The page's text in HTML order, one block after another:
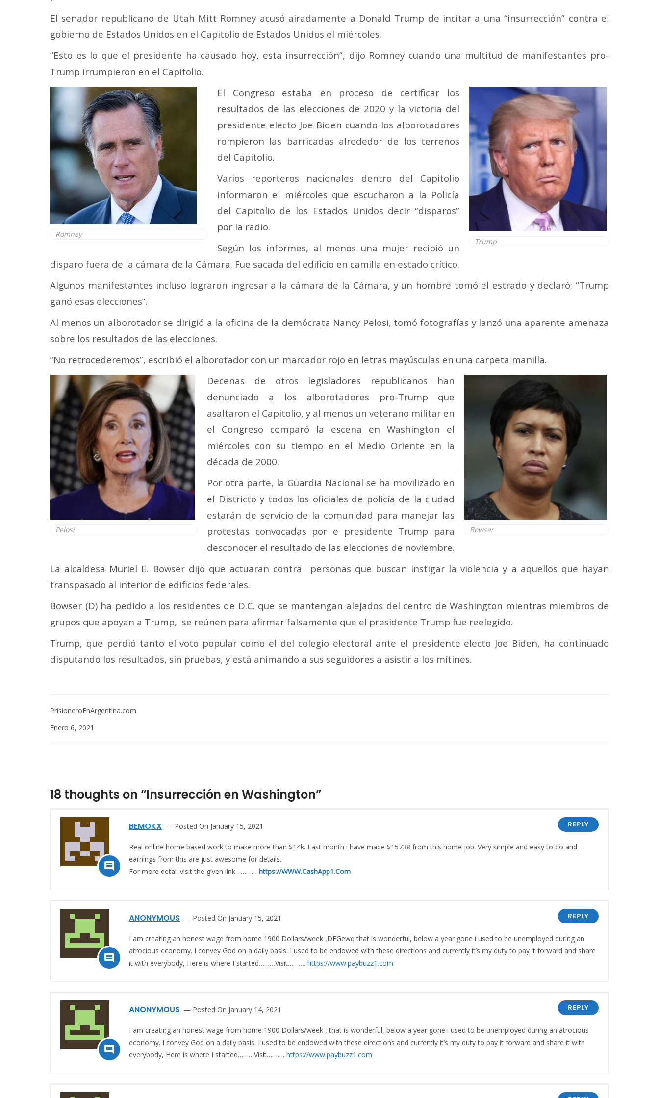
El senador republicano de Utah Mitt Romney acusó airadamente a Donald Trump de incitar a una “insurrección” contra el
gobierno de Estados Unidos en el Capitolio de Estados Unidos el miércoles.
“Esto es lo que el presidente ha causado hoy, esta insurrección”, dijo Romney cuando una multitud de manifestantes pro-
Trump irrumpieron en el Capitolio.
Trump
Romney
El Congreso estaba en proceso de certificar los
resultados de las elecciones de 2020 y la victoria del
presidente electo Joe Biden cuando los alborotadores
rompieron las barricadas alrededor de los terrenos
del Capitolio.
Varios reporteros nacionales dentro del Capitolio
informaron el miércoles que escucharon a la Policía
del Capitolio de los Estados Unidos decir “disparos”
por la radio.
Según los informes, al menos una mujer recibió un
disparo fuera de la cámara de la Cámara. Fue sacada del edificio en camilla en estado crítico.
Algunos manifestantes incluso lograron ingresar a la cámara de la Cámara, y un hombre tomó el estrado y declaró: “Trump
ganó esas elecciones”.
Al menos un alborotador se dirigió a la oficina de la demócrata Nancy Pelosi, tomó fotografías y lanzó una aparente amenaza
sobre los resultados de las elecciones.
“No retrocederemos”, escribió el alborotador con un marcador rojo en letras mayúsculas en una carpeta manilla.
Bowser
Pelosi
Decenas de otros legisladores republicanos han
denunciado a los alborotadores pro-Trump que
asaltaron el Capitolio, y al menos un veterano militar en
el Congreso comparó la escena en Washington el
miércoles con su tiempo en el Medio Oriente en la
década de 2000.
Por otra parte, la Guardia Nacional se ha movilizado en
el Districto y todos los oficiales de policía de la ciudad
estarán de servicio de la comunidad para manejar las
protestas convocadas por e presidente Trump para
desconocer el resultado de las elecciones de noviembre.
La alcaldesa Muriel E. Bowser dijo que actuaran contra personas que buscan instigar la violencia y a aquellos que hayan
transpasado al interior de edificios federales.
Bowser (D) ha pedido a los residentes de D.C. que se mantengan alejados del centro de Washington mientras miembros de
grupos que apoyan a Trump, se reúnen para afirmar falsamente que el presidente Trump fue reelegido.
Trump, que perdió tanto el voto popular como el del colegio electoral ante el presidente electo Joe Biden, ha continuado
disputando los resultados, sin pruebas, y está animando a sus seguidores a asistir a los mítines.
PrisioneroEnArgentina.com
Enero 6, 2021
18 thoughts on “Insurrección en Washington”

BEMOKX Posted On January 15, 2021 REPLY
Real online home based work to make more than $14k. Last month i have made $15738 from this home job. Very simple and easy to do and
earnings from this are just awesome for details.
For more detail visit the given link………… https://WWW.CashApp1.Com

ANONYMOUS Posted On January 15, 2021 REPLY
I am creating an honest wage from home 1900 Dollars/week ,DFGewq that is wonderful, below a year gone i used to be unemployed during an
atrocious economy. I convey God on a daily basis. I used to be endowed with these directions and currently it’s my duty to pay it forward and share
it with everybody, Here is where I started………Visit………. https://www.paybuzz1.com

ANONYMOUS Posted On January 14, 2021 REPLY
I am creating an honest wage from home 1900 Dollars/week , that is wonderful, below a year gone i used to be unemployed during an atrocious
economy. I convey God on a daily basis. I used to be endowed with these directions and currently it’s my duty to pay it forward and share it with
everybody, Here is where I started………Visit………. https://www.paybuzz1.com